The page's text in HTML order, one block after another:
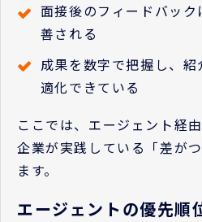
面接後のフィードバッ
善される
成果を数字で把握し、
適化できている
ここでは、エージェント経
企業が実践している「差が
ます。
エージェントの優先順